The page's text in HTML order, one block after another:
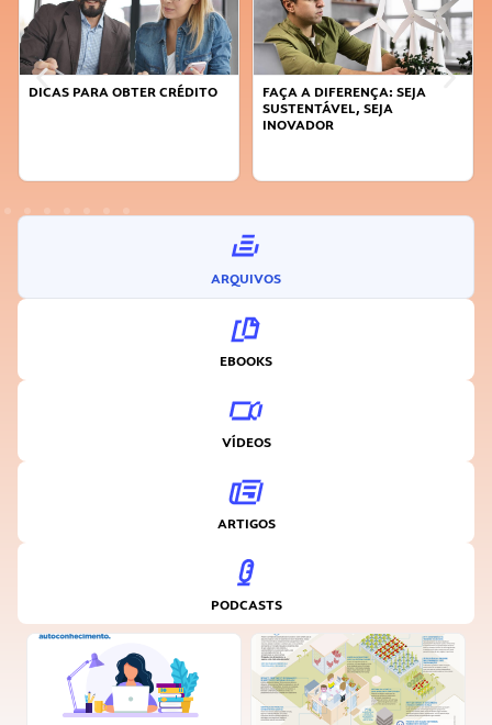
DICAS PARA OBTER CRÉDITO
FAÇA A DIFERENÇA: SEJA
SUSTENTÁVEL, SEJA
INOVADOR
ARQUIVOS
EBOOKS
VÍDEOS
ARTIGOS
PODCASTS